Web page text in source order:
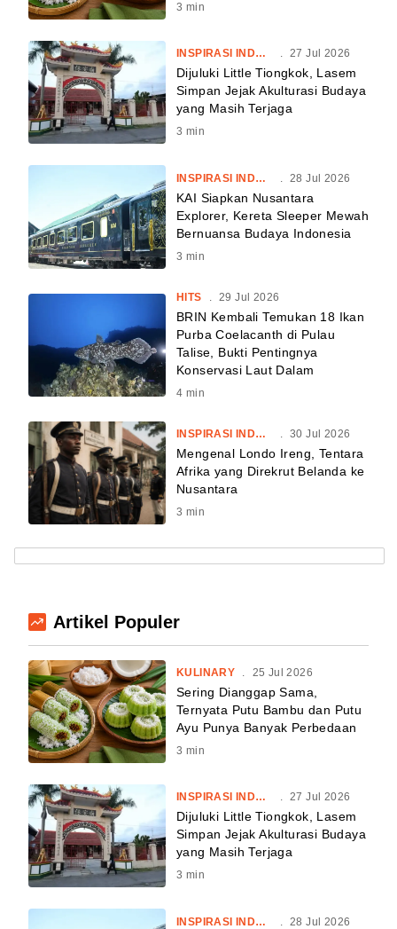
3 min
INSPIRASI INDONESIA . 27 Jul 2026
Dijuluki Little Tiongkok, Lasem
Simpan Jejak Akulturasi Budaya
yang Masih Terjaga
3 min
INSPIRASI INDONESIA 28 Jul 2026
KAI Siapkan Nusantara
Explorer, Kereta Sleeper Mewah
Bernuansa Budaya Indonesia
3 min
HITS 29 Jul 2026
BRIN Kembali Temukan 18 Ikan
Purba Coelacanth di Pulau
Talise, Bukti Pentingnya
Konservasi Laut Dalam
4 min
INSPIRASI INDONESIA 30 Jul 2026
Mengenal Londo Ireng, Tentara
Afrika yang Direkrut Belanda ke
Nusantara
3 min
Artikel Populer
KULINARY . 25 Jul 2026
Sering Dianggap Sama,
Ternyata Putu Bambu dan Putu
Ayu Punya Banyak Perbedaan
3 min
INSPIRASI INDONESIA . 27 Jul 2026
Dijuluki Little Tiongkok, Lasem
Simpan Jejak Akulturasi Budaya
yang Masih Terjaga
3 min
INSPIRASI INDONESIA 28 Jul 2026